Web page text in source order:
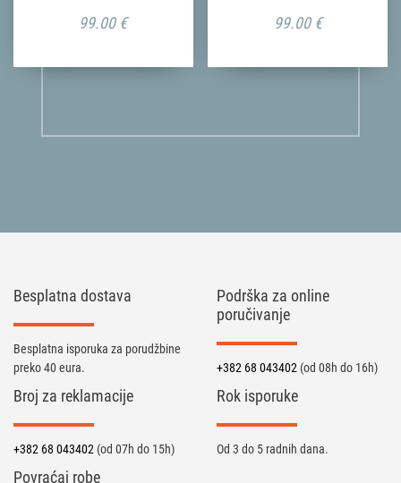
99.00 € 99.00 €
Besplatna dostava
Besplatna isporuka za porudžbine
preko 40 eura.
Podrška za online
poručivanje
+382 68 043402 (od 08h do 16h)
Broj za reklamacije
+382 68 043402 (od 07h do 15h)
Rok isporuke
Od 3 do 5 radnih dana.
Povraćaj robe